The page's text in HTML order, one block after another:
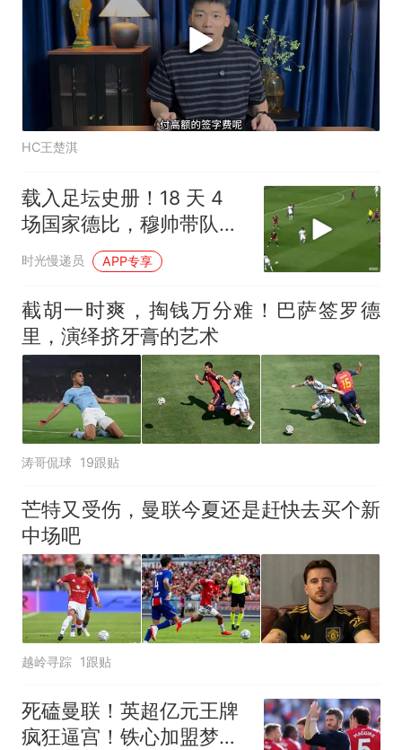
HC王楚淇
载入足坛史册！18 天 4
场国家德比，穆帅带队冲
破巴萨垄断
时光慢递员 APP专享
截胡一时爽，掏钱万分难！巴萨签罗德
里，演绎挤牙膏的艺术
涛哥侃球 19跟贴
芒特又受伤，曼联今夏还是赶快去买个新
中场吧
越岭寻踪 1跟贴
死磕曼联！英超亿元王牌
疯狂逼宫！铁心加盟梦剧